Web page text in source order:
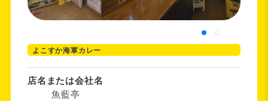
よこすか海軍カレー
店名または会社名
魚藍亭